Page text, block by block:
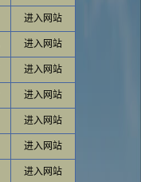
进入网站
进入网站
进入网站
进入网站
进入网站
进入网站
进入网站